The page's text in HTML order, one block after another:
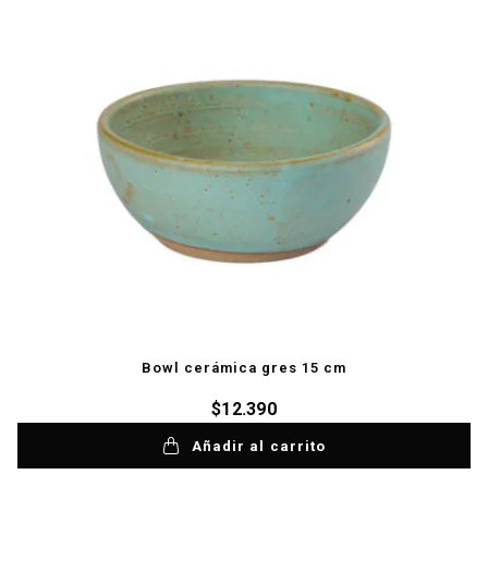
Bowl cerámica gres 15 cm
$12.390
Añadir al carrito